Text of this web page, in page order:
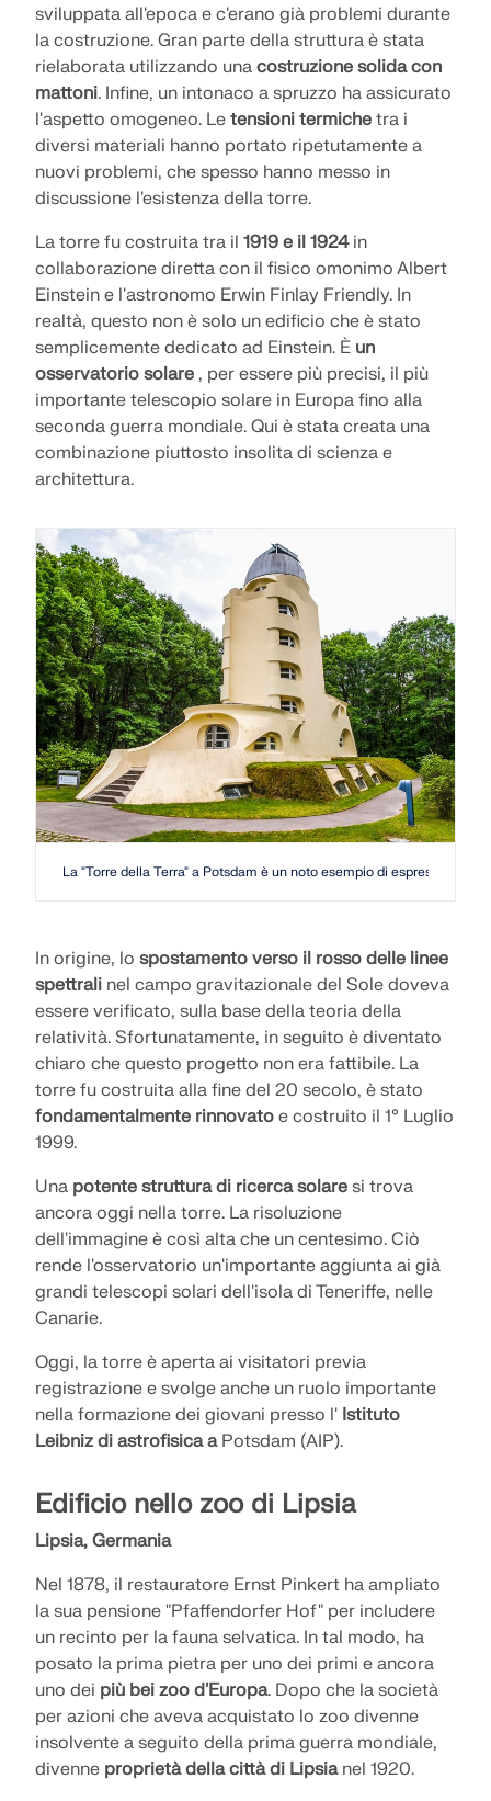
sviluppata all'epoca e c'erano già problemi durante
la costruzione. Gran parte della struttura è stata
rielaborata utilizzando una costruzione solida con
mattoni. Infine, un intonaco a spruzzo ha assicurato
l'aspetto omogeneo. Le tensioni termiche tra i
diversi materiali hanno portato ripetutamente a
nuovi problemi, che spesso hanno messo in
discussione l'esistenza della torre.
La torre fu costruita tra il 1919 e il 1924in
collaborazione diretta con il fisico omonimo Albert
Einstein e l'astronomo Erwin Finlay Friendly. In
realtà, questo non è solo un edificio che è stato
semplicemente dedicato ad Einstein. È un
osservatorio solare , per essere più precisi, il più
importante telescopio solare in Europa fino alla
seconda guerra mondiale. Qui è stata creata una
combinazione piuttosto insolita di scienza e
architettura.
La "Torre della Terra" a Potsdam è un noto esempio di
In origine, lo spostamento verso il rosso delle linee
spettrali nel campo gravitazionale del Sole doveva
essere verificato, sulla base della teoria della
relatività. Sfortunatamente, in seguito è diventato
chiaro che questo progetto non era fattibile. La
torre fu costruita alla fine del 20 secolo, è stato
fondamentalmente rinnovato e costruito il 1° Luglio
1999.
Una potente struttura di ricerca solare si trova
ancora oggi nella torre. La risoluzione
dell'immagine è così alta che un centesimo. Ciò
rende l'osservatorio un'importante aggiunta ai già
grandi telescopi solari dell'isola di Teneriffe, nelle
Canarie.
Oggi, la torre è aperta ai visitatori previa
registrazione e svolge anche un ruolo importante
nella formazione dei giovani presso l' Istituto
Leibniz di astrofisica aPotsdam (AIP).
Edificio nello zoo di Lipsia
Lipsia, Germania
Nel 1878, il restauratore Ernst Pinkert ha ampliato
la sua pensione "Pfaffendorfer Hof" per includere
un recinto per la fauna selvatica. In tal modo, ha
posato la prima pietra per uno dei primi e ancora
uno dei più bei zoo d'Europa. Dopo che la società
per azioni che aveva acquistato lo zoo divenne
insolvente a seguito della prima guerra mondiale,
divenne proprietà della città di Lipsianel 1920.